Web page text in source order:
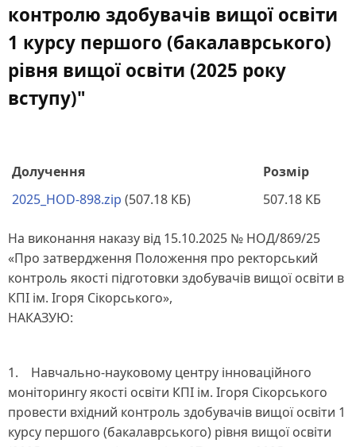
контролю здобувачів вищої освіти
1 курсу першого (бакалаврського)
рівня вищої освіти (2025 року
вступу)"
Долучення
Розмір
2025_HOD-898.zip (507.18 КБ) 507.18 КБ
На виконання наказу від 15.10.2025 № НОД/869/25
«Про затвердження Положення про ректорський
контроль якості підготовки здобувачів вищої освіти в
КПІ ім. Ігоря Сікорського»,
НАКАЗУЮ:
1. Навчально-науковому центру інноваційного
моніторингу якості освіти КПІ ім. Ігоря Сікорського
провести вхідний контроль здобувачів вищої освіти 1
курсу першого (бакалаврського) рівня вищої освіти